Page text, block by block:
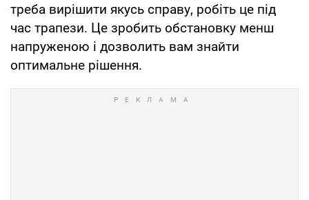
треба вирішити якусь справу, робіть це під
час трапези. Це зробить обстановку менш
напруженою і дозволить вам знайти
оптимальне рішення.